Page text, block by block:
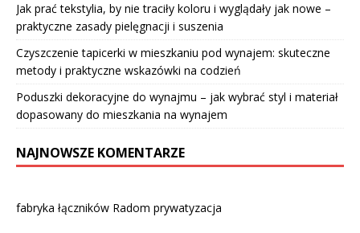
Jak prać tekstylia, by nie traciły koloru i wyglądały jak nowe –
praktyczne zasady pielęgnacji i suszenia
Czyszczenie tapicerki w mieszkaniu pod wynajem: skuteczne
metody i praktyczne wskazówki na codzień
Poduszki dekoracyjne do wynajmu – jak wybrać styl i materiał
dopasowany do mieszkania na wynajem
NAJNOWSZE KOMENTARZE
fabryka łączników Radom prywatyzacja